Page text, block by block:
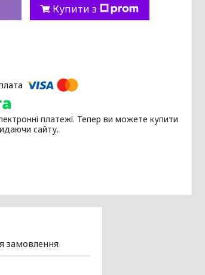
Купити з
платежі. Тепер ви можете купити
сайту.
замовлення